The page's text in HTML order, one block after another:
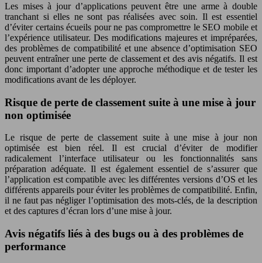
Les mises à jour d’applications peuvent être une arme à double
tranchant si elles ne sont pas réalisées avec soin. Il est essentiel
d’éviter certains écueils pour ne pas compromettre le SEO mobile et
l’expérience utilisateur. Des modifications majeures et impréparées,
des problèmes de compatibilité et une absence d’optimisation SEO
peuvent entraîner une perte de classement et des avis négatifs. Il est
donc important d’adopter une approche méthodique et de tester les
modifications avant de les déployer.
Risque de perte de classement suite à une mise à jour
non optimisée
Le risque de perte de classement suite à une mise à jour non
optimisée est bien réel. Il est crucial d’éviter de modifier
radicalement l’interface utilisateur ou les fonctionnalités sans
préparation adéquate. Il est également essentiel de s’assurer que
l’application est compatible avec les différentes versions d’OS et les
différents appareils pour éviter les problèmes de compatibilité. Enfin,
il ne faut pas négliger l’optimisation des mots-clés, de la description
et des captures d’écran lors d’une mise à jour.
Avis négatifs liés à des bugs ou à des problèmes de
performance